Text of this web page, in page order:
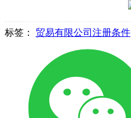
标签： 贸易有限公司注册条件